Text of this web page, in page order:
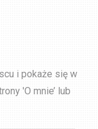
i pokaże się w
'O mnie’ lub